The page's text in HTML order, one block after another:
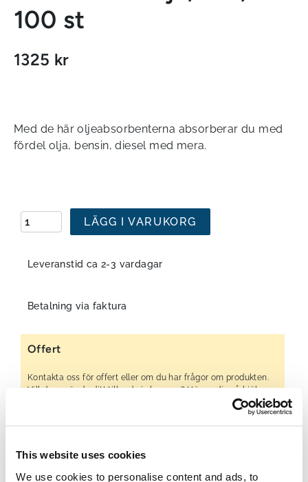
This website uses cookies
We use cookies to personalise content and ads, to
100 st
1325 kr
Med de här oljeabsorbenterna absorberar du med
fördel olja, bensin, diesel med mera.
LÄGG I VARUKORG
Leveranstid ca 2-3 vardagar
Betalning via faktura
Offert
Kontakta oss för offert eller om du har frågor om produkten.
Vill du använda ditt tillgodo i shoppen? Hör av dig så hjälper
Begär offert